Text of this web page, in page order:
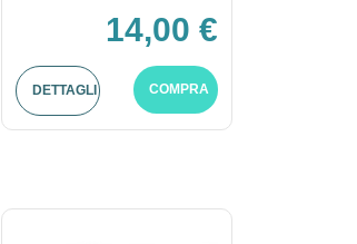
14,00 €
DETTAGLI COMPRA